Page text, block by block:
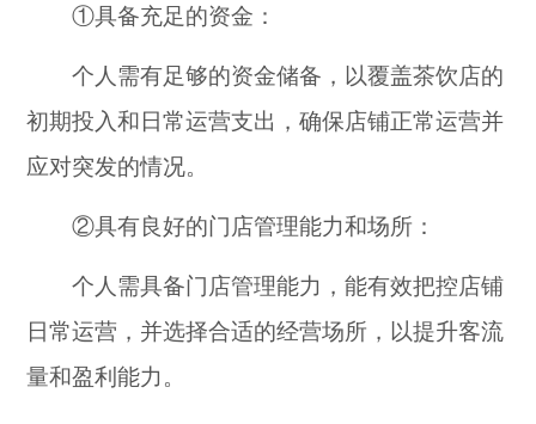
①具备充足的资金：
个人需有足够的资金储备，以覆盖茶饮店的
初期投入和日常运营支出，确保店铺正常运营并
应对突发的情况。
②具有良好的门店管理能力和场所：
个人需具备门店管理能力，能有效把控店铺
日常运营，并选择合适的经营场所，以提升客流
量和盈利能力。